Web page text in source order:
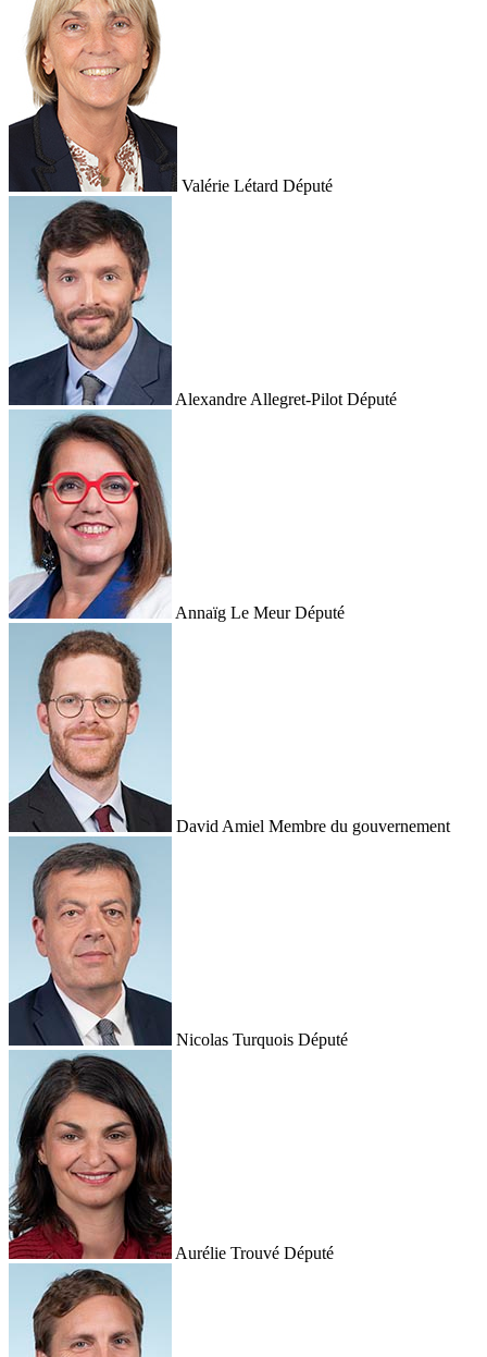
Valérie Létard Député
Alexandre Allegret-Pilot Député
Annaïg Le Meur Député
David Amiel Membre du gouvernement
Nicolas Turquois Député
Aurélie Trouvé Député